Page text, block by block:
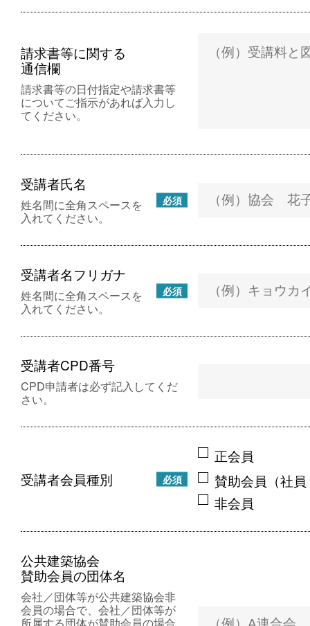
請求書等に関する
通信欄
請求書等の日付指定や請求書等
についてご指示があれば入力し
てください。
受講者氏名
必須
姓名間に全角スペースを
入れてください。
受講者名フリガナ
必須
姓名間に全角スペースを
入れてください。
受講者CPD番号
CPD申請者は必ず記入してくだ
さい。
受講者会員種別 必須
正会員
賛助会員（社
非会員
公共建築協会
賛助会員の団体名
会社／団体等が公共建築協会非
会員の場合で、会社／団体等が